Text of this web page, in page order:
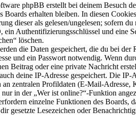
phpBB erstellt bei deinem Besuch
Boards erhalten bleiben. In diesen
dieser als gelesen/ungelesen; sofern
ein Authentifizierungsschlüssel und eine
löschen.
die Daten gespeichert, die du bei
und ein Passwort notwendig. Wenn
Beitrag oder eine private Nachricht
deine IP-Adresse gespeichert. Die
an zentralen Profildaten (E-Mail-
in der „Wer ist online?“-Funktion
einzelne Funktionen des Boards,
gesetzte Lesezeichen oder